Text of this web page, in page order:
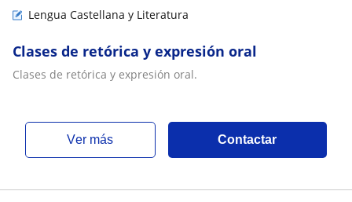
Lengua Castellana y Literatura
Clases de retórica y expresión oral
Clases de retórica y expresión oral.
ver más Contactar